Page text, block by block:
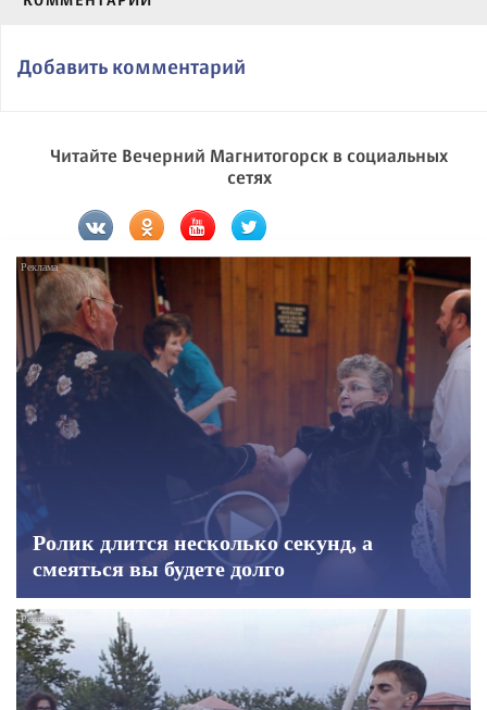
Добавить комментарий
Читайте Вечерний Магнитогорск в социальных
сетях
Ролик длится несколько секунд, а
смеяться вы будете долго